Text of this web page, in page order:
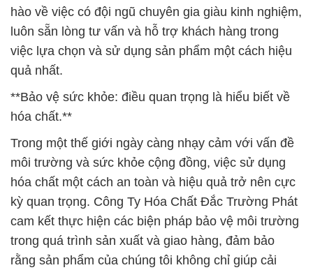
hào về việc có đội ngũ chuyên gia giàu kinh nghiệm,
luôn sẵn lòng tư vấn và hỗ trợ khách hàng trong
việc lựa chọn và sử dụng sản phẩm một cách hiệu
quả nhất.
**Bảo vệ sức khỏe: điều quan trọng là hiểu biết về
hóa chất.**
Trong một thế giới ngày càng nhạy cảm với vấn đề
môi trường và sức khỏe cộng đồng, việc sử dụng
hóa chất một cách an toàn và hiệu quả trở nên cực
kỳ quan trọng. Công Ty Hóa Chất Đắc Trường Phát
cam kết thực hiện các biện pháp bảo vệ môi trường
trong quá trình sản xuất và giao hàng, đảm bảo
rằng sản phẩm của chúng tôi không chỉ giúp cải